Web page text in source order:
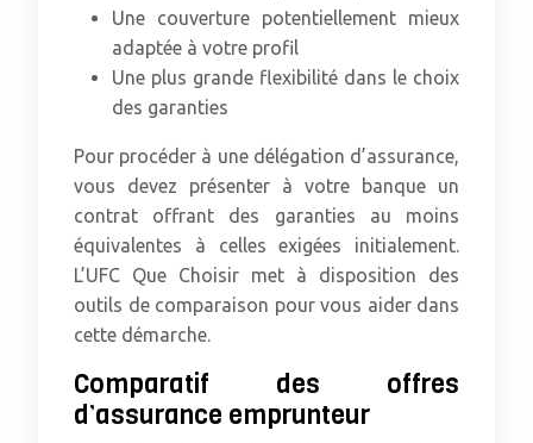
Une couverture potentiellement mieux
adaptée à votre profil
Une plus grande flexibilité dans le choix
des garanties
Pour procéder à une délégation d’assurance,
vous devez présenter à votre banque un
contrat offrant des garanties au moins
équivalentes à celles exigées initialement.
L’UFC Que Choisir met à disposition des
outils de comparaison pour vous aider dans
cette démarche.
Comparatif des offres
d’assurance emprunteur